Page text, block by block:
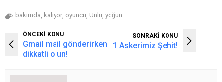
bakımda, kalıyor, oyuncu, Ünlü, yoğun
ÖNCEKİ KONU
Gmail mail gönderirken
dikkatli olun!
SONRAKİ KONU
1 Askerimiz Şehit!